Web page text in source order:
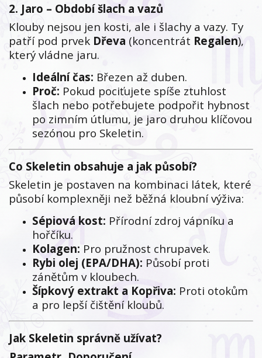
2. Jaro – Období šlach a vazů
Klouby nejsou jen kosti, ale i šlachy a vazy. Ty
patří pod prvek Dřeva (koncentrát Regalen),
který vládne jaru.
Ideální čas: Březen až duben.
Proč: Pokud pociťujete spíše ztuhlost
šlach nebo potřebujete podpořit hybnost
po zimním útlumu, je jaro druhou klíčovou
sezónou pro Skeletin.
Co Skeletin obsahuje a jak působí?
Skeletin je postaven na kombinaci látek, které
působí komplexněji než běžná kloubní výživa:
Sépiová kost: Přírodní zdroj vápníku a
hořčíku.
Kolagen: Pro pružnost chrupavek.
Rybi olej (EPA/DHA): Působí proti
zánětům v kloubech.
Šípkový extrakt a Kopřiva: Proti otokům
a pro lepší čištění kloubů.
Jak Skeletin správně užívat?